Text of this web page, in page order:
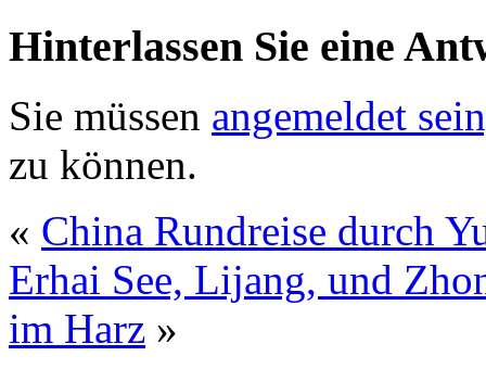
Hinterlassen Sie eine
Sie müssen angemeldet
zu können.
« China Rundreise durch
Erhai See, Lijang, und
im Harz »